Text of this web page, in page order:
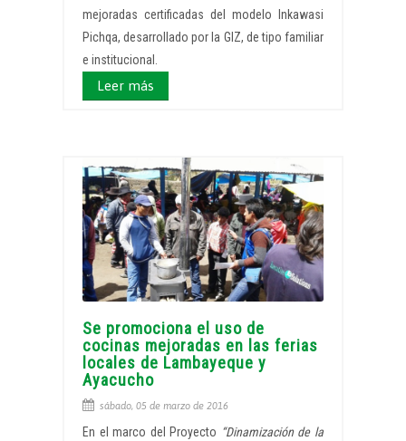
mejoradas certificadas del modelo Inkawasi
Pichqa, desarrollado por la GIZ, de tipo familiar
e institucional.
Leer más
Se promociona el uso de
cocinas mejoradas en las ferias
locales de Lambayeque y
Ayacucho
sábado, 05 de marzo de 2016
En el marco del Proyecto “Dinamización de la